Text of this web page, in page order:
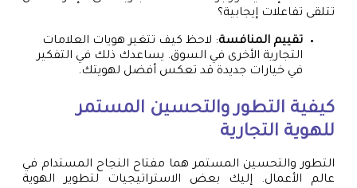
تتلقى تفاعلات إيجابية؟
تقييم المنافسة: لاحظ كيف تتغير هويات العلامات
التجارية الأخرى في السوق. يساعدك ذلك في التفكير
في خيارات جديدة قد تعكس أفضل لهويتك.
كيفية التطور والتحسين المستمر
للهوية التجارية
التطور والتحسين المستمر هما مفتاح النجاح المستدام في
عالم الأعمال. إليك بعض الاستراتيجيات لتطوير الهوية